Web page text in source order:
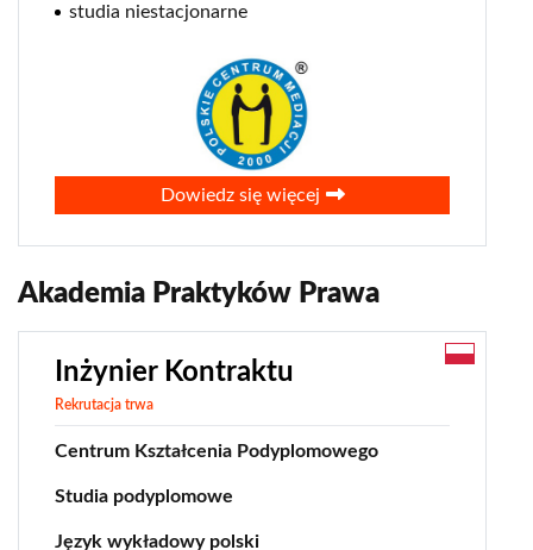
studia niestacjonarne
Dowiedz się więcej
Akademia Praktyków Prawa
Inżynier Kontraktu
Rekrutacja trwa
Centrum Kształcenia Podyplomowego
Studia podyplomowe
Język wykładowy polski